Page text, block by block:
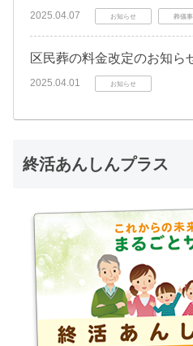
2025.04.07 お知らせ 葬儀
区民葬の料金改定のお知ら
2025.04.01 お知らせ
終活あんしんプラス